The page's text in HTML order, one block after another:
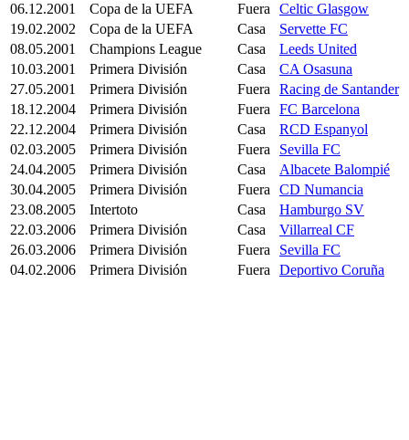
06.12.2001
Copa de la UEFA Fuera
Celtic Glasgow
19.02.2002
Copa de la UEFA Casa
Servette FC
08.05.2001
Champions League Casa
Leeds United
10.03.2001
Primera División Casa
CA Osasuna
27.05.2001
Primera División Fuera
Racing de Santander
18.12.2004
Primera División Fuera
FC Barcelona
22.12.2004
Primera División Casa
RCD Espanyol
02.03.2005
Primera División Fuera
Sevilla FC
24.04.2005
Primera División Casa
Albacete Balompié
30.04.2005
Primera División Fuera
CD Numancia
23.08.2005
Intertoto Casa
Hamburgo SV
22.03.2006
Primera División Casa
Villarreal CF
26.03.2006
Primera División Fuera
Sevilla FC
04.02.2006
Primera División Fuera Deportivo Coruña